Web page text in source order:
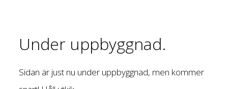
Under uppbyggnad.
Sidan är just nu under uppbyggnad, men kommer